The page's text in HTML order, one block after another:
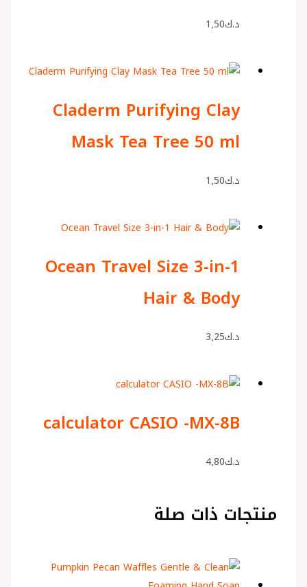
د.ك1٫50
Claderm Purifying Clay
Mask Tea Tree 50 ml
د.ك1٫50
Ocean Travel Size 3-in-1
Hair & Body
د.ك3٫25
calculator CASIO -MX-8B
د.ك4٫80
منتجات ذات صلة